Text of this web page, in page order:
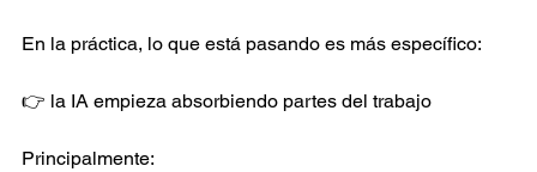
En la práctica, lo que está pasando es más específico:
👉 la IA empieza absorbiendo partes del trabajo
Principalmente: